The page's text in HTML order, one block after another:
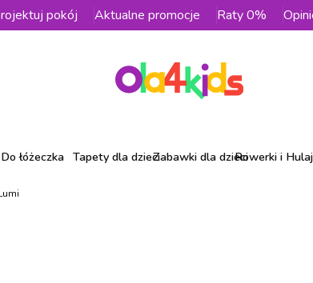
pokój Aktualne promocje Raty 0%
Do łóżeczka Tapety dla dzieciZabawki dla dzieciRowerki i